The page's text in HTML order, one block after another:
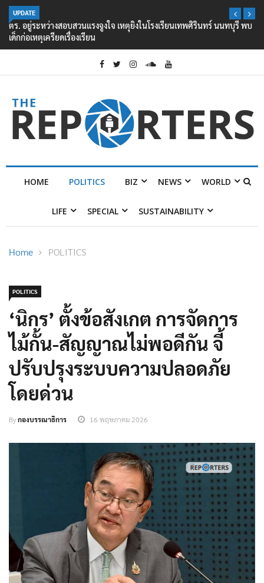
UPDATE
ตร. อยู่ระหว่างสอบสวนแรงจูงใจ เหตุยิงในโรงเรียนเทพศิรินทร์ นนทบุรี พบ
เด็กก่อเหตุเครียดเรื่องเรียน
HOME POLITICS BIZ NEWS WORLD
LIFE SPECIAL SUSTAINABILITY
Home POLITICS
POLITICS
‘นิกร’ ตั้งข้อสังเกต การจัดการ
ไม้กั้น-สัญญาณไม่พอดีกัน จี้
ปรับปรุงระบบความปลอดภัย
โดยด่วน
Byกองบรรณาธิการ 16 พฤษภาคม 2026